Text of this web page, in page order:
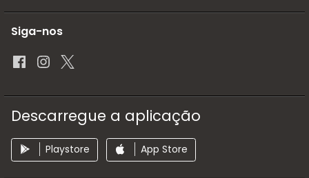
Siga-nos
Descarregue a aplicação
Playstore App Store